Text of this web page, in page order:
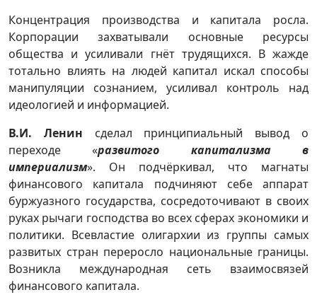
Концентрация производства и капитала росла.
Корпорации захватывали основные ресурсы
общества и усиливали гнёт трудящихся. В жажде
тотально влиять на людей капитал искал способы
манипуляции сознанием, усиливал контроль над
идеологией и информацией.
В.И. Ленин сделал принципиальный вывод о
переходе «развитого капитализма в
империализм». Он подчёркивал, что магнаты
финансового капитала подчиняют себе аппарат
буржуазного государства, сосредоточивают в своих
руках рычаги господства во всех сферах экономики и
политики. Всевластие олигархии из группы самых
развитых стран переросло национальные границы.
Возникла международная сеть взаимосвязей
финансового капитала.